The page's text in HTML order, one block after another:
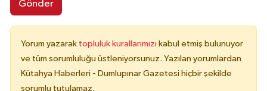
Gönder
Yorum yazarak topluluk kurallarımızı kabul etmiş bulunuyor
ve tüm sorumluluğu üstleniyorsunuz. Yazılan yorumlardan
Kütahya Haberleri - Dumlupınar Gazetesi hiçbir şekilde
sorumlu tutulamaz.